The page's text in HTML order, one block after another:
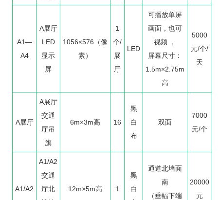
A1—
A4
A展厅
LED
显示
屏
1056×576（像
素）
1
个/
展
厅
LED
可播放单屏
画面，也可
视频 ，
屏幕尺寸：
1.5m×2.75m
高
5000
元/个/
天
A展厅
A展厅
交通
厅吊
旗
6m×3m高 16
黑
白
布
双面
7000
元/个
A1/A2
A1/A2
交通
厅北
12m×5m高 1
黑
白
通道北墙面
南
（垂幅下端
20000
元